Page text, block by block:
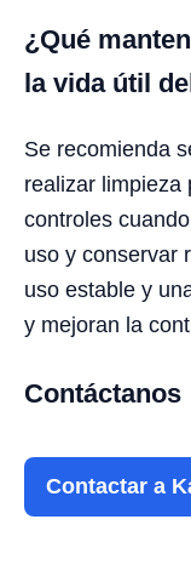
¿Qué
la vida útil
Se recomienda
realizar limpieza
controles
uso y conservar
uso estable y
y mejoran la
Contáctanos
Contactar a